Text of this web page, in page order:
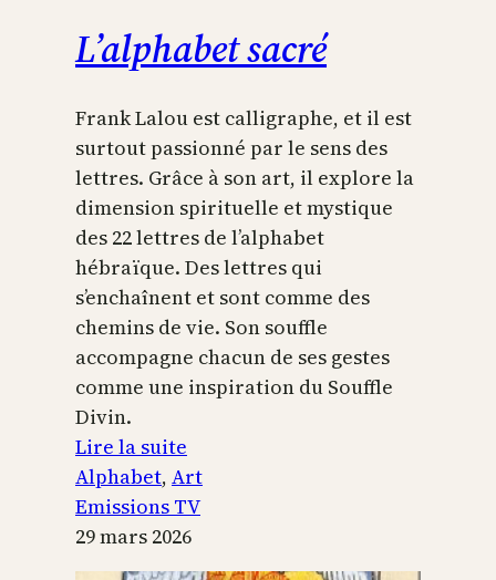
L’alphabet sacré
Frank Lalou est calligraphe, et il est
surtout passionné par le sens des
lettres. Grâce à son art, il explore la
dimension spirituelle et mystique
des 22 lettres de l’alphabet
hébraïque. Des lettres qui
s’enchaînent et sont comme des
chemins de vie. Son souffle
accompagne chacun de ses gestes
comme une inspiration du Souffle
Divin.
Lire la suite
L’alphabet
sacré
Alphabet, Art
Emissions TV
29 mars 2026